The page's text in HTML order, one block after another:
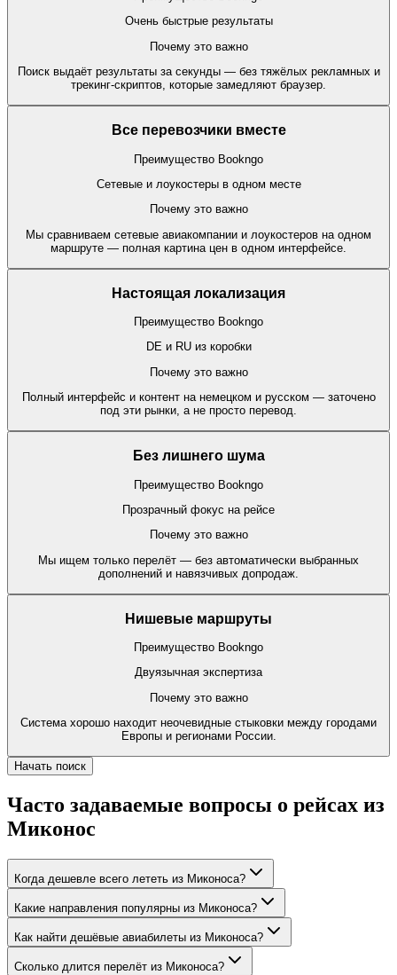
Очень быстрые результаты
Почему это важно
Поиск выдаёт результаты за секунды — без тяжёлых рекламных и
трекинг-скриптов, которые замедляют браузер.
Все перевозчики вместе
Преимущество Bookngo
Сетевые и лоукостеры в одном месте
Почему это важно
Мы сравниваем сетевые авиакомпании и лоукостеров на одном
маршруте — полная картина цен в одном интерфейсе.
Настоящая локализация
Преимущество Bookngo
DE и RU из коробки
Почему это важно
Полный интерфейс и контент на немецком и русском — заточено
под эти рынки, а не просто перевод.
Без лишнего шума
Преимущество Bookngo
Прозрачный фокус на рейсе
Почему это важно
Мы ищем только перелёт — без автоматически выбранных
дополнений и навязчивых допродаж.
Нишевые маршруты
Преимущество Bookngo
Двуязычная экспертиза
Почему это важно
Система хорошо находит неочевидные стыковки между городами
Европы и регионами России.
Начать поиск
Часто задаваемые вопросы о рейсах из
Миконос
Когда дешевле всего лететь из Миконоса?
Какие направления популярны из Миконоса?
Как найти дешёвые авиабилеты из Миконоса?
Сколько длится перелёт из Миконоса?